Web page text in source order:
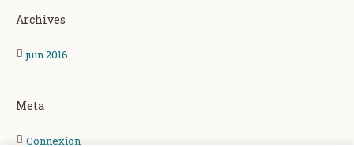
Archives
juin 2016
Meta
Connexion